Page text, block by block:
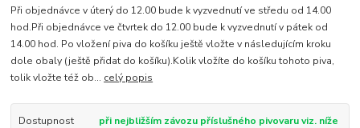
Při objednávce v úterý do 12.00 bude k vyzvednutí ve středu od 14.00
hod.Při objednávce ve čtvrtek do 12.00 bude k vyzvednutí v pátek od
14.00 hod. Po vložení piva do košíku ještě vložte v následujícím kroku
dole obaly (ještě přidat do košíku).Kolik vložíte do košíku tohoto piva,
tolik vložte též ob... celý popis
Dostupnost při nejbližším závozu příslušného pivovaru viz. níže